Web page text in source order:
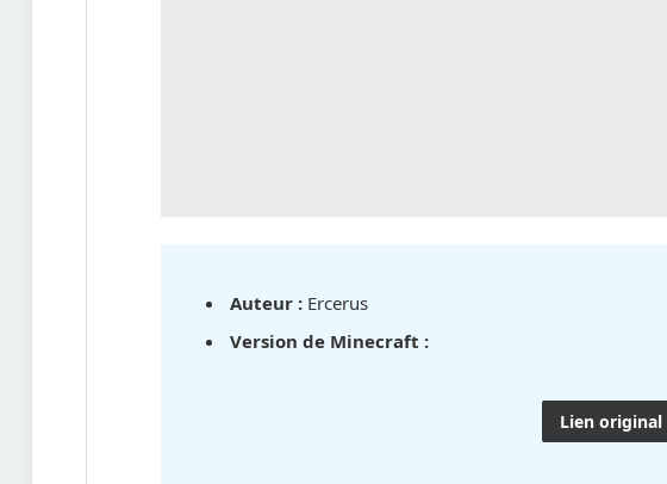
Auteur : Ercerus
Version de Minecraft :
Lien original